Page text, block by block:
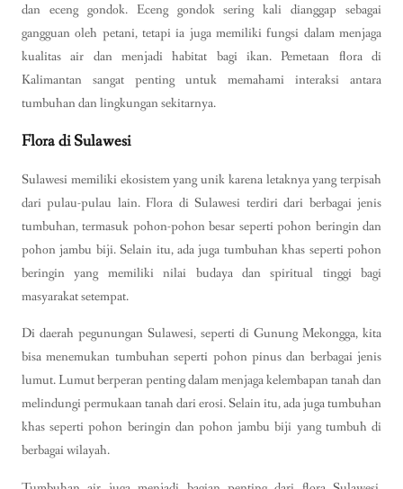
dan eceng gondok. Eceng gondok sering kali dianggap sebagai
gangguan oleh petani, tetapi ia juga memiliki fungsi dalam menjaga
kualitas air dan menjadi habitat bagi ikan. Pemetaan flora di
Kalimantan sangat penting untuk memahami interaksi antara
tumbuhan dan lingkungan sekitarnya.
Flora di Sulawesi
Sulawesi memiliki ekosistem yang unik karena letaknya yang terpisah
dari pulau-pulau lain. Flora di Sulawesi terdiri dari berbagai jenis
tumbuhan, termasuk pohon-pohon besar seperti pohon beringin dan
pohon jambu biji. Selain itu, ada juga tumbuhan khas seperti pohon
beringin yang memiliki nilai budaya dan spiritual tinggi bagi
masyarakat setempat.
Di daerah pegunungan Sulawesi, seperti di Gunung Mekongga, kita
bisa menemukan tumbuhan seperti pohon pinus dan berbagai jenis
lumut. Lumut berperan penting dalam menjaga kelembapan tanah dan
melindungi permukaan tanah dari erosi. Selain itu, ada juga tumbuhan
khas seperti pohon beringin dan pohon jambu biji yang tumbuh di
berbagai wilayah.